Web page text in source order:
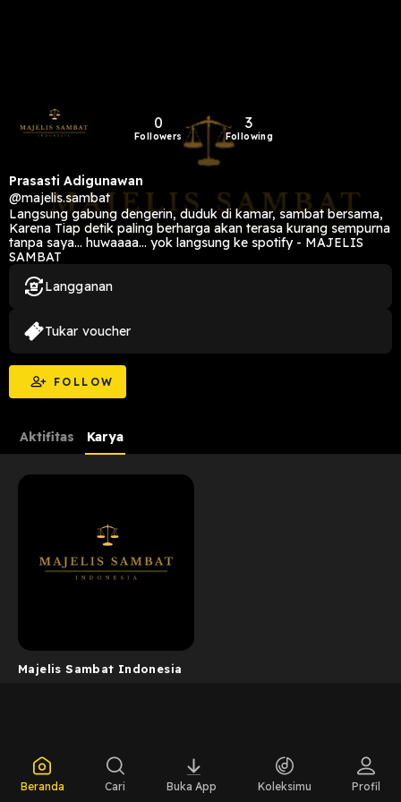
0
Followers
3
Following
Prasasti Adigunawan
@majelis.sambat
Langsung gabung dengerin, duduk di kamar, sambat bersama,
Karena Tiap detik paling berharga akan terasa kurang sempurna
tanpa saya... huwaaaa... yok langsung ke spotify - MAJELIS
SAMBAT
FOLLOW
Langganan
Tukar voucher
Aktifitas Karya
Majelis Sambat Indonesia
Beranda Cari Buka App Koleksimu Profil